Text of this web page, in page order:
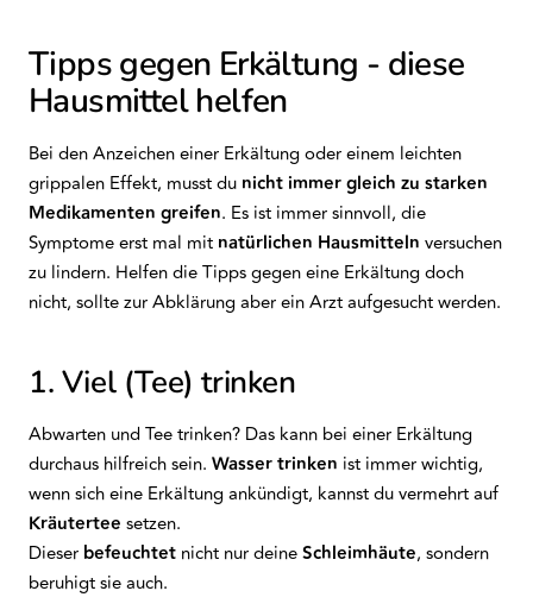
Tipps gegen Erkältung - diese
Hausmittel helfen
Bei den Anzeichen einer Erkältung oder einem leichten
grippalen Effekt, musst du nicht immer gleich zu starken
Medikamenten greifen. Es ist immer sinnvoll, die
Symptome erst mal mit natürlichen Hausmitteln versuchen
zu lindern. Helfen die Tipps gegen eine Erkältung doch
nicht, sollte zur Abklärung aber ein Arzt aufgesucht werden.
1. Viel (Tee) trinken
Abwarten und Tee trinken? Das kann bei einer Erkältung
durchaus hilfreich sein. Wassertrinken ist immer wichtig,
wenn sich eine Erkältung ankündigt, kannst du vermehrt auf
Kräutertee setzen.
Dieser befeuchtet nicht nur deineSchleimhäute, sondern
beruhigt sie auch.